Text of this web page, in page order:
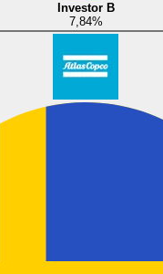
Investor B
7,84%